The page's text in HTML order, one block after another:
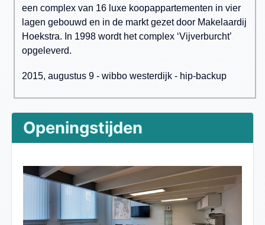
een complex van 16 luxe koopappartementen in vier
lagen gebouwd en in de markt gezet door Makelaardij
Hoekstra. In 1998 wordt het complex ‘Vijverburcht’
opgeleverd.
2015, augustus 9 - wibbo westerdijk - hip-backup
Openingstijden